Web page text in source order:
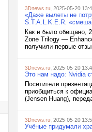
3Dnews.ru , 2025-05-20
«Даже вылеты не
S.T.A.L.K.E.R.
Как и было обещано,
Zone Trilogy —
получили первые
3Dnews.ru , 2025-05-20
Это нам надо: Nvidia
Посетители
приобщиться к
(Jensen Huang),
3Dnews.ru , 2025-05-20
Учёные придумали